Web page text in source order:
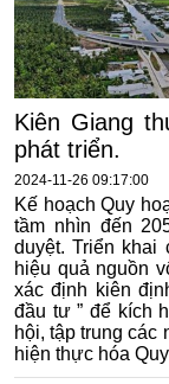
Kiên Giang
phát triển.
2024-11-26 09:17:00
Kế hoạch Quy
tầm nhìn đến
duyệt. Triển khai
hiệu quả nguồn
xác định kiên
đầu tư ” để kích
hội, tập trung các
hiện thực hóa